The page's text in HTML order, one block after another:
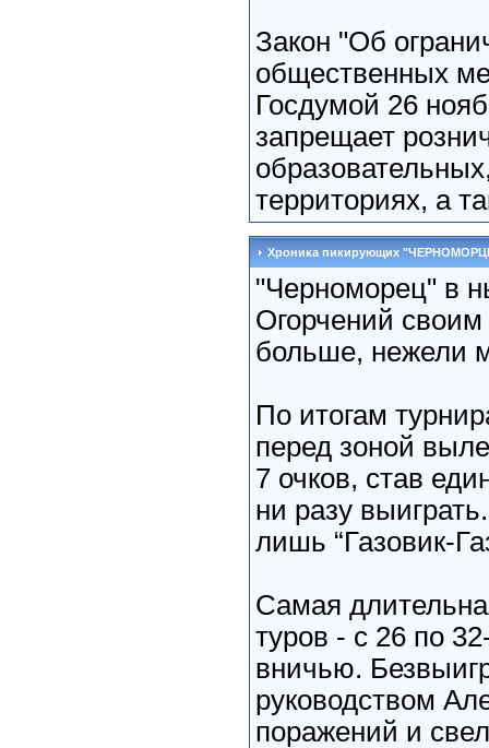
Закон "Об
общественных
Госдумой 26
запрещает
территориях, а
Хроника пикирующих
"Черноморец" в
Огорчений
больше, нежели
По итогам
перед зоной
7 очков, став
ни разу
лишь “Газовик-
Самая
туров - с 26 по
вничью.
руководством
поражений и